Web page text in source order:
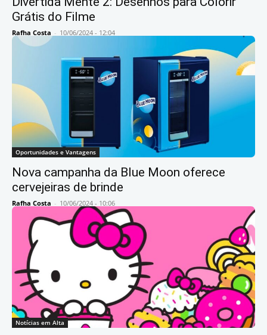
Grátis do Filme
Rafha Costa - 10/06/2024 - 12:04
Oportunidades e Vantagens
Nova campanha da Blue Moon oferece
cervejeiras de brinde
Rafha Costa - 10/06/2024 - 10:06
Notícias em Alta